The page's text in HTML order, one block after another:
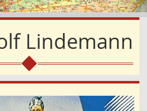
Lindemann